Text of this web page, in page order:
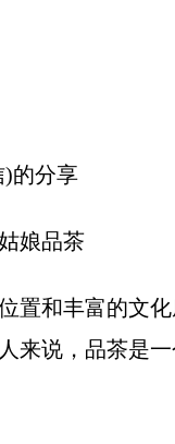
)的分享
娘品茶
置和丰富的文
来说，品茶是